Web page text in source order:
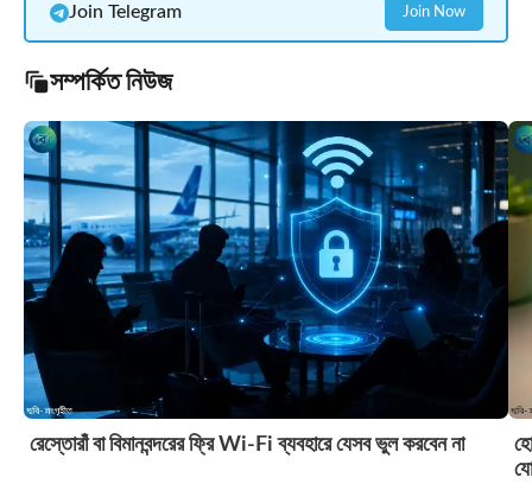
Join Telegram Join Now
সম্পর্কিত নিউজ
রেস্তোরাঁ বা বিমানবন্দরের ফ্রি Wi-Fi ব্যবহারে যেসব ভুল করবেন না